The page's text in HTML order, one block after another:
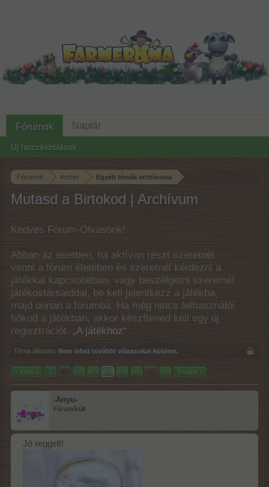
Fórumok Archív Egyéb témák archívuma
Mutasd a Birtokod | Archívum
Kedves Fórum-Olvasónk!
Abban az esetben, ha aktívan részt szeretnél
venni a fórum életében és szeretnél kérdezni a
játékkal kapcsolatban, vagy beszélgetni szeretnél
játékostársaiddal, be kell jelentkezz a játékba,
majd onnan a fórumba. Ha még nincs felhasználói
fiókod a játékban, akkor készítened kell egy új
regisztrációt. „A játékhoz“
Téma állapota: Nem lehet további válaszokat küldeni.
< Vissza 1 ← 676 677 678 679 680 → 929 Tovább >
-Anyu-
Fórumőrült
Jó reggelt!
Fórumok
Új hozzászólások
Naptár